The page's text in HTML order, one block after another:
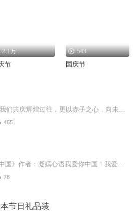
2.1万
节
543
国庆节
465
78
节日礼品装